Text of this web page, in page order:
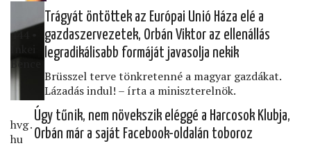
444 •
Bence
Trágyát öntöttek az Európai Unió Háza elé a
gazdaszervezetek, Orbán Viktor az ellenállás
legradikálisabb formáját javasolja nekik
Brüsszel terve tönkretenné a magyar gazdákat.
Lázadás indul! – írta a miniszterelnök.
hvg․
hu
Úgy tűnik, nem növekszik eléggé a Harcosok Klubja,
Orbán már a saját Facebook-oldalán toboroz